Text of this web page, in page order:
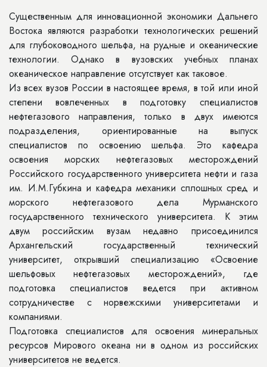
Существенным для инновационной экономики Дальнего
Востока являются разработки технологических решений
для глубоководного шельфа, на рудные и океанические
технологии. Однако в вузовских учебных планах
океаническое направление отсутствует как таковое.
Из всех вузов России в настоящее время, в той или иной
степени вовлеченных в подготовку специалистов
нефтегазового направления, только в двух имеются
подразделения, ориентированные на выпуск
специалистов по освоению шельфа. Это кафедра
освоения морских нефтегазовых месторождений
Российского государственного университета нефти и газа
им. И.М.Губкина и кафедра механики сплошных сред и
морского нефтегазового дела Мурманского
государственного технического университета. К этим
двум российским вузам недавно присоединился
Архангельский государственный технический
университет, открывший специализацию «Освоение
шельфовых нефтегазовых месторождений», где
подготовка специалистов ведется при активном
сотрудничестве с норвежскими университетами и
компаниями.
Подготовка специалистов для освоения минеральных
ресурсов Мирового океана ни в одном из российских
университетов не ведется.